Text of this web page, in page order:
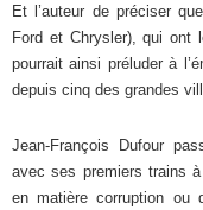
Et l’auteur de préciser
Ford et Chrysler), qui ont
pourrait ainsi préluder à
depuis cinq des grandes
Jean-François Dufour
avec ses premiers trains
en matière corruption ou